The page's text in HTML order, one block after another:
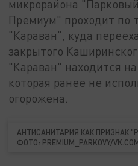
микрорайона
Премиум" проходит по
"Караван", куда
закрытого
"Караван" находится
которая ранее не
огорожена.
АНТИСАНИТАРИЯ КАК ПРИЗНАК
ФОТО: PREMIUM_PARKOVY/